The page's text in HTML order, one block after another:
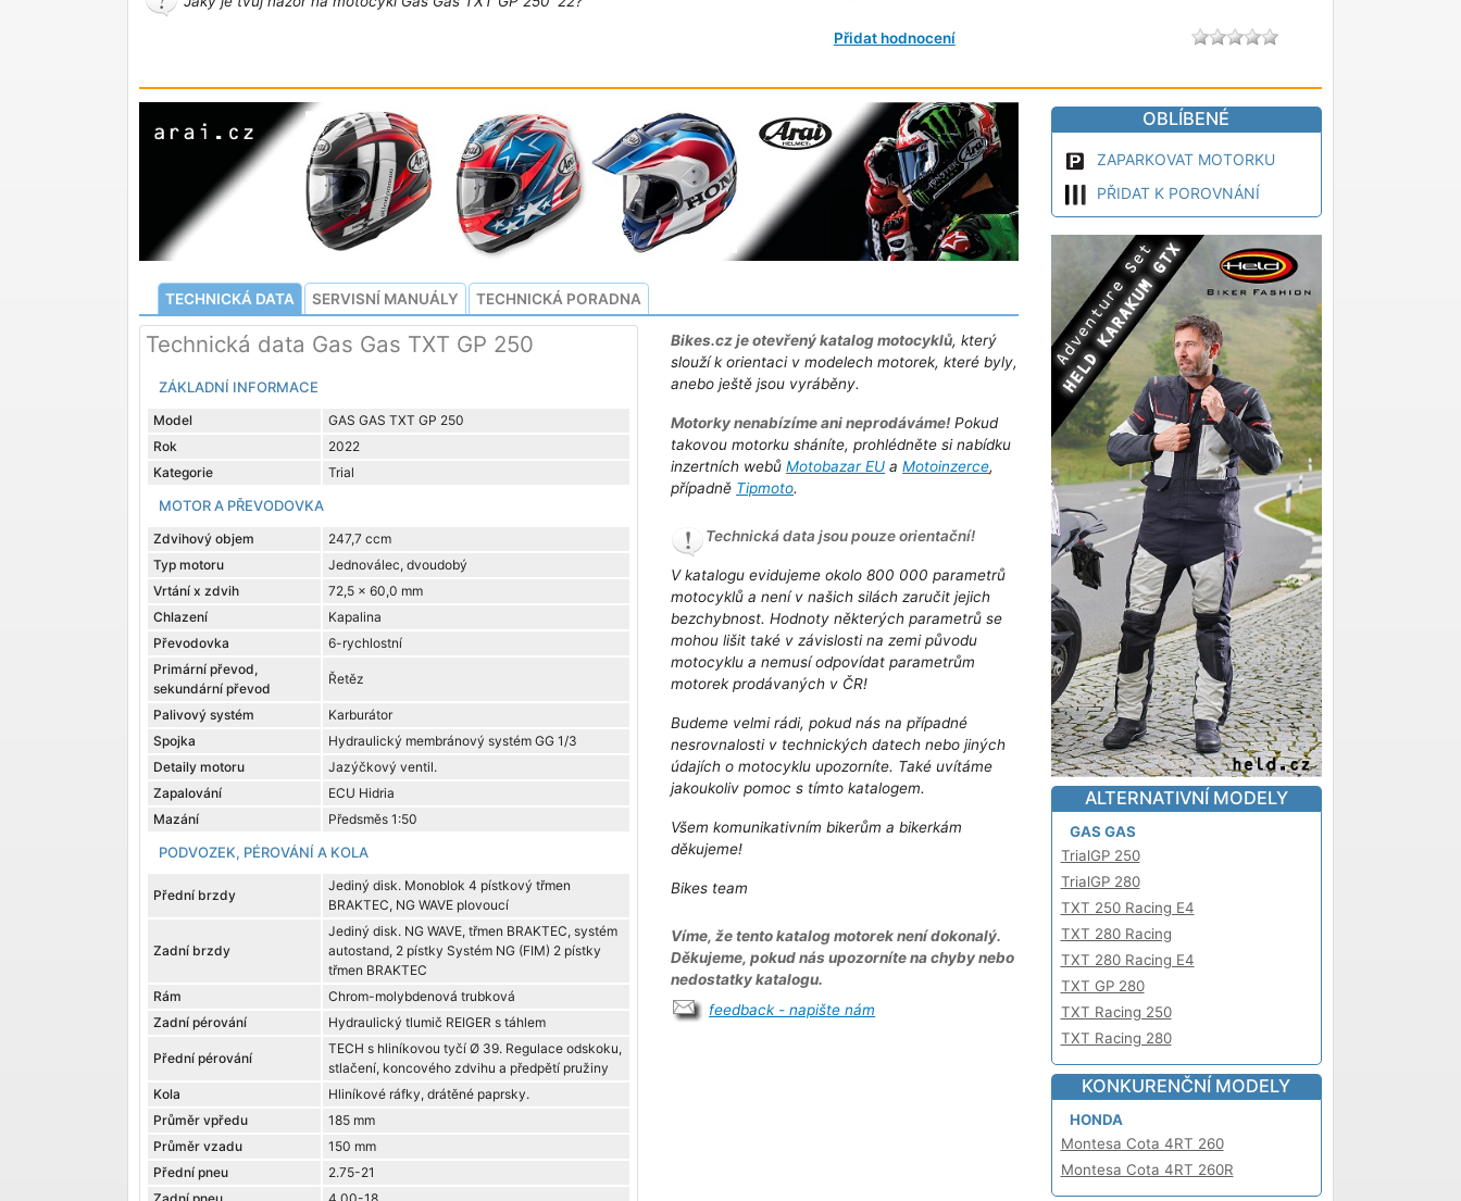
Přidat hodnocení
TECHNICKÁ DATA SERVISNÍ MANUÁLY TECHNICKÁ PORADNA
Technická data Gas Gas TXT GP 250
ZÁKLADNÍ INFORMACE
Model
GAS GAS TXT GP 250
Rok
2022
Kategorie
Trial
MOTOR A PŘEVODOVKA
Zdvihový objem
247,7 ccm
Typ motoru
Jednoválec, dvoudobý
Vrtání x zdvih
72,5 x 60,0 mm
Chlazení
Kapalina
Převodovka
6-rychlostní
Primární převod,
sekundární převod
Řetěz
Palivový systém
Karburátor
Spojka
Hydraulický membránový systém GG 1/3
Detaily motoru
Jazýčkový ventil.
Zapalování
ECU Hidria
Mazání
Předsměs 1:50
PODVOZEK, PÉROVÁNÍ A KOLA
Přední brzdy
Jediný disk. Monoblok 4 pístkový třmen
BRAKTEC, NG WAVE plovoucí
Zadní brzdy
Jediný disk. NG WAVE, třmen BRAKTEC, systém
autostand, 2 pístky Systém NG (FIM) 2 pístky
třmen BRAKTEC
Rám
Chrom-molybdenová trubková
Zadní pérování
Hydraulický tlumič REIGER s táhlem
Přední pérování
TECH s hliníkovou tyčí Ø 39. Regulace odskoku,
stlačení, koncového zdvihu a předpětí pružiny
Kola
Hliníkové ráfky, drátěné paprsky.
Průměr vpředu
185 mm
Průměr vzadu
150 mm
Přední pneu
2.75-21
Bikes.cz je otevřený katalog motocyklů, který
slouží k orientaci v modelech motorek, které byly,
anebo ještě jsou vyráběny.
Motorky nenabízíme ani neprodáváme!Pokud
takovou motorku sháníte, prohlédněte si nabídku
inzertních webůMotobazar EU aMotoinzerce,
případně Tipmoto.
Technická data jsou pouze orientační!
V katalogu evidujeme okolo 800 000 parametrů
motocyklů a není v našich silách zaručit jejich
bezchybnost. Hodnoty některých parametrů se
mohou lišit také v závislosti na zemi původu
motocyklu a nemusí odpovídat parametrům
motorek prodávaných v ČR!
Budeme velmi rádi, pokud nás na případné
nesrovnalosti v technických datech nebo jiných
údajích o motocyklu upozorníte. Také uvítáme
jakoukoliv pomoc s tímto katalogem.
Všem komunikativním bikerům a bikerkám
děkujeme!
Bikes team
Víme, že tento katalog motorek není dokonalý.
Děkujeme, pokud nás upozorníte na chyby nebo
nedostatky katalogu.
feedback - napište nám
OBLÍBENÉ
ZAPARKOVAT MOTORKU
PŘIDAT K POROVNÁNÍ
ALTERNATIVNÍ MODELY
GAS GAS
TrialGP 250
TrialGP 280
TXT 250 Racing E4
TXT 280 Racing
TXT 280 Racing E4
TXT GP 280
TXT Racing 250
TXT Racing 280
KONKURENČNÍ MODELY
HONDA
Montesa Cota 4RT 260
Montesa Cota 4RT 260R